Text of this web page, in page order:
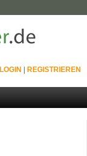
LOGIN REGISTRIEREN